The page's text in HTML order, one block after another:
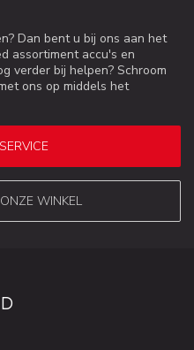
Dan bent u bij ons aan het
assortiment accu's en
verder bij helpen? Schroom
ons op middels het
WINKEL